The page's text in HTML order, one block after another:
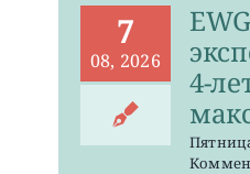
7
08, 2026
4-